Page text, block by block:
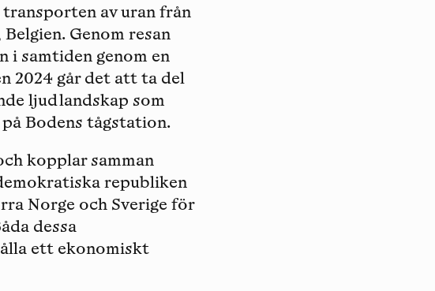
av uran från
Genom resan
i samtiden genom en
2024 går det att ta del
ljudlandskap som
Bodens tågstation.
kopplar samman
republiken
Norge och Sverige för
dessa
ett ekonomiskt